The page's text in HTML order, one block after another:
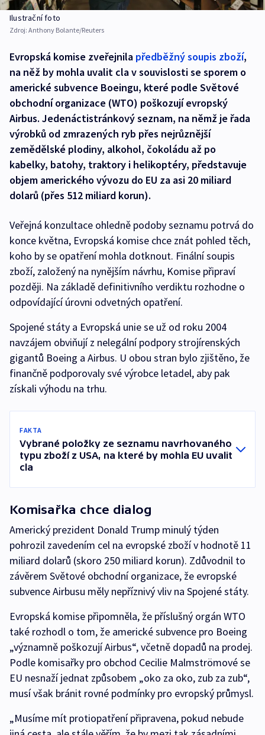
Ilustrační foto
Zdroj: Anthony Bolante/Reuters
Evropská komise zveřejnila předběžný soupis zboží,
na něž by mohla uvalit cla v souvislosti se sporem o
americké subvence Boeingu, které podle Světové
obchodní organizace (WTO) poškozují evropský
Airbus. Jedenáctistránkový seznam, na němž je řada
výrobků od zmrazených ryb přes nejrůznější
zemědělské plodiny, alkohol, čokoládu až po
kabelky, batohy, traktory i helikoptéry, představuje
objem amerického vývozu do EU za asi 20 miliard
dolarů (přes 512 miliard korun).
Veřejná konzultace ohledně podoby seznamu potrvá do
konce května, Evropská komise chce znát pohled těch,
koho by se opatření mohla dotknout. Finální soupis
zboží, založený na nynějším návrhu, Komise připraví
později. Na základě definitivního verdiktu rozhodne o
odpovídající úrovni odvetných opatření.
Spojené státy a Evropská unie se už od roku 2004
navzájem obviňují z nelegální podpory strojírenských
gigantů Boeing a Airbus. U obou stran bylo zjištěno, že
finančně podporovaly své výrobce letadel, aby pak
získali výhodu na trhu.
FAKTA
Vybrané položky ze seznamu navrhovaného
typu zboží z USA, na které by mohla EU uvalit
cla
Komisařka chce dialog
Americký prezident Donald Trump minulý týden
pohrozil zavedením cel na evropské zboží v hodnotě 11
miliard dolarů (skoro 250 miliard korun). Zdůvodnil to
závěrem Světové obchodní organizace, že evropské
subvence Airbusu měly nepříznivý vliv na Spojené státy.
Evropská komise připomněla, že příslušný orgán WTO
také rozhodl o tom, že americké subvence pro Boeing
„významně poškozují Airbus“, včetně dopadů na prodej.
Podle komisařky pro obchod Cecilie Malmströmové se
EU nesnaží jednat způsobem „oko za oko, zub za zub“,
musí však bránit rovné podmínky pro evropský průmysl.
„Musíme mít protiopatření připravena, pokud nebude